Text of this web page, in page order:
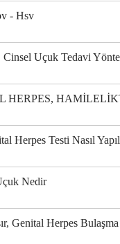
- Hsv
Cinsel Uçuk Tedavi
HERPES,
Herpes Testi Nasıl
Nedir
Genital Herpes Bulaşma